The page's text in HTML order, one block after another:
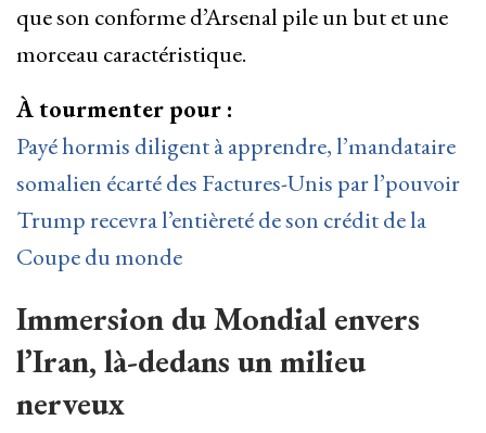
que son conforme d’Arsenal pile un but et une
morceau caractéristique.
À tourmenter pour :
Payé hormis diligent à apprendre, l’mandataire
somalien écarté des Factures-Unis par l’pouvoir
Trump recevra l’entièreté de son crédit de la
Coupe du monde
Immersion du Mondial envers
l’Iran, là-dedans un milieu
nerveux